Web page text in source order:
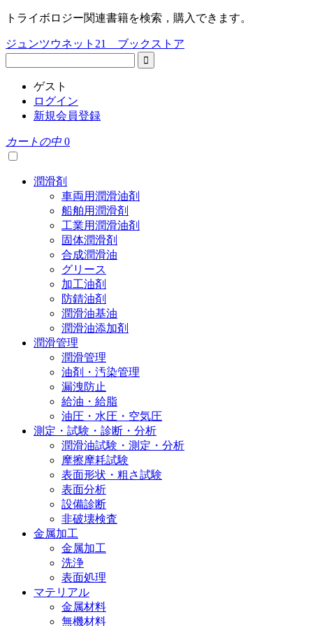
トライボロジー関連書籍を検索，購入できます。
ジュンツウネット21 ブックストア
ゲスト
ログイン
新規会員登録
カートの中 0
潤滑剤
車両用潤滑油剤
船舶用潤滑剤
工業用潤滑油剤
固体潤滑剤
合成潤滑油
グリース
加工油剤
防錆油剤
潤滑油基油
潤滑油添加剤
潤滑管理
潤滑管理
油剤・汚染管理
漏洩防止
給油・給脂
油圧・水圧・空気圧
測定・試験・診断・分析
潤滑油試験・測定・分析
摩擦摩耗試験
表面形状・粗さ試験
表面分析
設備診断
非破壊検査
金属加工
金属加工
洗浄
表面処理
マテリアル
金属材料
無機材料